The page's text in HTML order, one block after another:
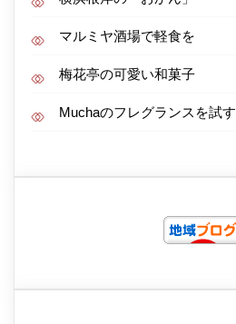
マルミヤ酒場で軽食を
梅花亭の可愛い和菓子
Muchaのフレグランスを試す